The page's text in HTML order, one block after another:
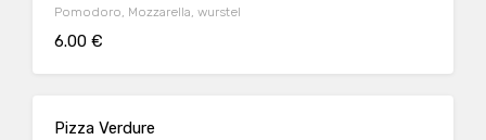
Pomodoro, Mozzarella, wurstel
6.00 €
Pizza Verdure